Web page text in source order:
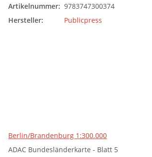
Artikelnummer: 9783747300374
Hersteller:
Publicpress
Berlin/Brandenburg 1:300.000
ADAC Bundesländerkarte - Blatt 5